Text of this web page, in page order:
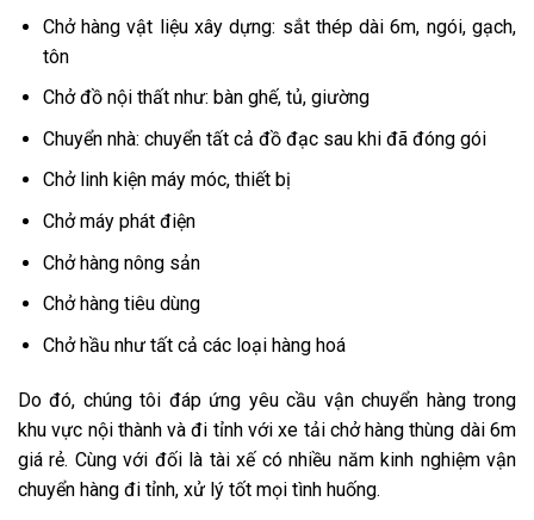
Chở hàng vật liệu xây dựng: sắt thép dài 6m, ngói, gạch,
tôn
Chở đồ nội thất như: bàn ghế, tủ, giường
Chuyển nhà: chuyển tất cả đồ đạc sau khi đã đóng gói
Chở linh kiện máy móc, thiết bị
Chở máy phát điện
Chở hàng nông sản
Chở hàng tiêu dùng
Chở hầu như tất cả các loại hàng hoá
Do đó, chúng tôi đáp ứng yêu cầu vận chuyển hàng trong
khu vực nội thành và đi tỉnh với xe tải chở hàng thùng dài 6m
giá rẻ. Cùng với đối là tài xế có nhiều năm kinh nghiệm vận
chuyển hàng đi tỉnh, xử lý tốt mọi tình huống.